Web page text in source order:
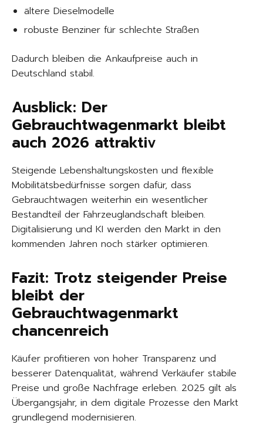
ältere Dieselmodelle
robuste Benziner für schlechte Straßen
Dadurch bleiben die Ankaufpreise auch in
Deutschland stabil.
Ausblick: Der
Gebrauchtwagenmarkt bleibt
auch 2026 attraktiv
Steigende Lebenshaltungskosten und flexible
Mobilitätsbedürfnisse sorgen dafür, dass
Gebrauchtwagen weiterhin ein wesentlicher
Bestandteil der Fahrzeuglandschaft bleiben.
Digitalisierung und KI werden den Markt in den
kommenden Jahren noch stärker optimieren.
Fazit: Trotz steigender Preise
bleibt der
Gebrauchtwagenmarkt
chancenreich
Käufer profitieren von hoher Transparenz und
besserer Datenqualität, während Verkäufer stabile
Preise und große Nachfrage erleben. 2025 gilt als
Übergangsjahr, in dem digitale Prozesse den Markt
grundlegend modernisieren.